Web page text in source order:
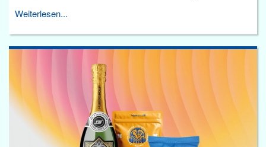
Weiterlesen...